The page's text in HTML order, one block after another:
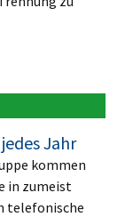
Jahr
kommen
in zumeist
telefonische